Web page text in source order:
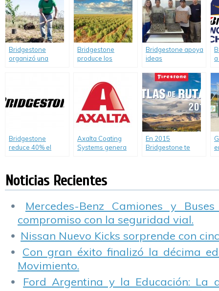
una conducción +
ecológica”
Bridgestone
organizó una
Bridgestone
produce los
caucho natural
Bridgestone apoya
ideas
que ayudan a
cuidar el
medioambiente
Bridgestone
reduce 40% el
Llavallol
Axalta Coating
Systems genera
En 2015
Bridgestone te
Noticias Recientes
Mercedes-Benz Camiones y
compromiso con la seguridad vial.
Nissan Nuevo Kicks sorprende con
Con gran éxito finalizó la décima
Movimiento.
Ford Argentina y la Educación: La